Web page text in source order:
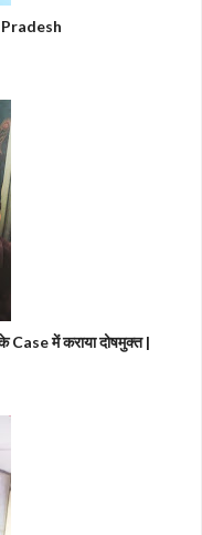
Pradesh
में कराया दोषमुक्त |